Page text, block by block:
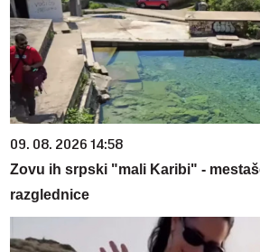
09. 08. 2026 14:58
Zovu ih srpski "mali Karibi" -
razglednice